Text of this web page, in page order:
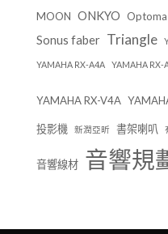
MOON ONKYO Optoma
Sonus faber Triangle
YAMAHA RX-A4A YAMAHA RX-
YAMAHA RX-V4A
投影機 新潤亞昕 書架喇叭
音響線材 音響規